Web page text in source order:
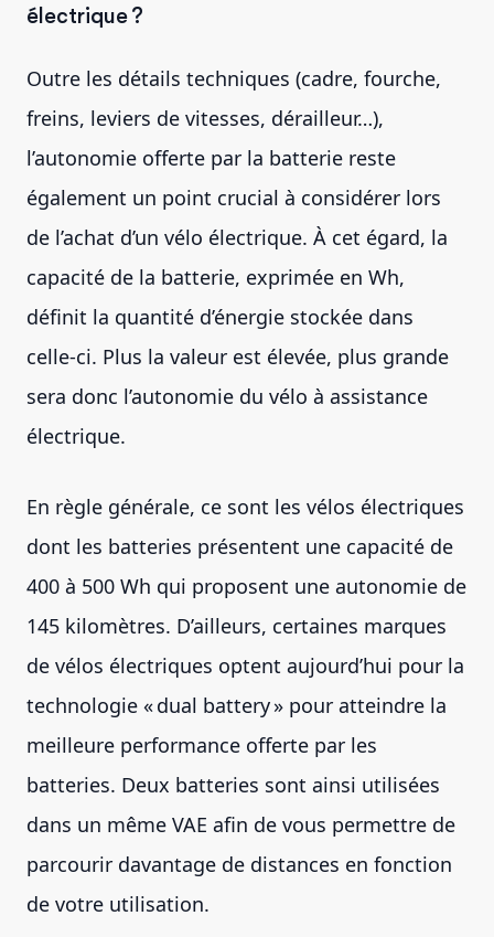
électrique ?
Outre les détails techniques (cadre, fourche,
freins, leviers de vitesses, dérailleur…),
l’autonomie offerte par la batterie reste
également un point crucial à considérer lors
de l’achat d’un vélo électrique. À cet égard, la
capacité de la batterie, exprimée en Wh,
définit la quantité d’énergie stockée dans
celle-ci. Plus la valeur est élevée, plus grande
sera donc l’autonomie du vélo à assistance
électrique.
En règle générale, ce sont les vélos électriques
dont les batteries présentent une capacité de
400 à 500 Wh qui proposent une autonomie de
145 kilomètres. D’ailleurs, certaines marques
de vélos électriques optent aujourd’hui pour la
technologie « dual battery » pour atteindre la
meilleure performance offerte par les
batteries. Deux batteries sont ainsi utilisées
dans un même VAE afin de vous permettre de
parcourir davantage de distances en fonction
de votre utilisation.